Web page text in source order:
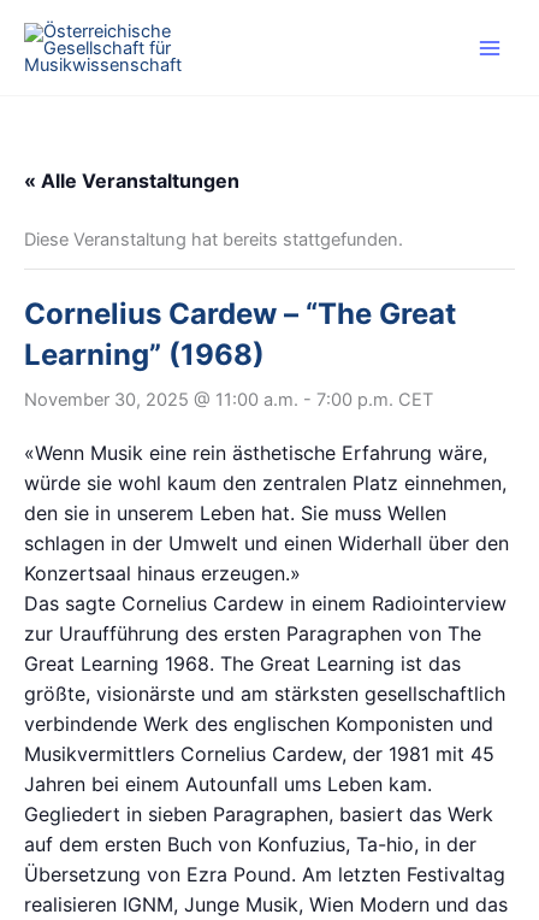
Inhalt
springen
« Alle Veranstaltungen
Diese Veranstaltung hat bereits stattgefunden.
Cornelius Cardew – “The Great
Learning” (1968)
November 30, 2025 @ 11:00 a.m. - 7:00 p.m. CET
«Wenn Musik eine rein ästhetische Erfahrung wäre,
würde sie wohl kaum den zentralen Platz einnehmen,
den sie in unserem Leben hat. Sie muss Wellen
schlagen in der Umwelt und einen Widerhall über den
Konzertsaal hinaus erzeugen.»
Das sagte Cornelius Cardew in einem Radiointerview
zur Uraufführung des ersten Paragraphen von The
Great Learning 1968. The Great Learning ist das
größte, visionärste und am stärksten gesellschaftlich
verbindende Werk des englischen Komponisten und
Musikvermittlers Cornelius Cardew, der 1981 mit 45
Jahren bei einem Autounfall ums Leben kam.
Gegliedert in sieben Paragraphen, basiert das Werk
auf dem ersten Buch von Konfuzius, Ta-hio, in der
Übersetzung von Ezra Pound. Am letzten Festivaltag
realisieren IGNM, Junge Musik, Wien Modern und das